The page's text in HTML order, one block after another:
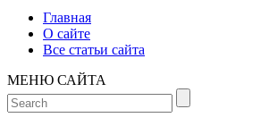
Главная
О сайте
Все статьи сайта
МЕНЮ САЙТА